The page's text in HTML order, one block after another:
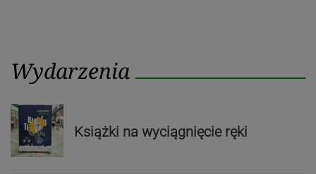
Wydarzenia
Książki na wyciągnięcie ręki